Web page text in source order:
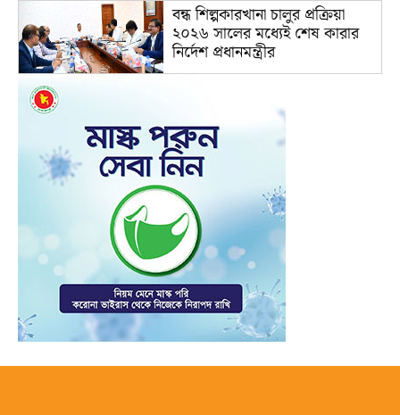
বন্ধ শিল্পকারখানা চালুর প্রক্রিয়া
২০২৬ সালের মধ্যেই শেষ কারার
নির্দেশ প্রধানমন্ত্রীর